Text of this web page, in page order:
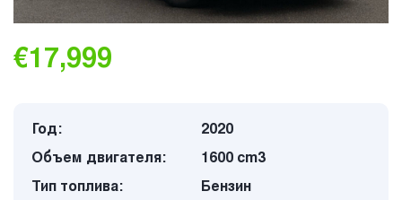
€17,999
Год:
2020
Объем двигателя:
1600 cm3
Тип топлива:
Бензин